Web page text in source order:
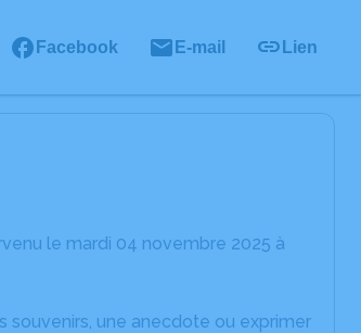
Facebook E-mail Lien
le mardi 04 novembre 2025 à
souvenirs, une anecdote ou exprimer